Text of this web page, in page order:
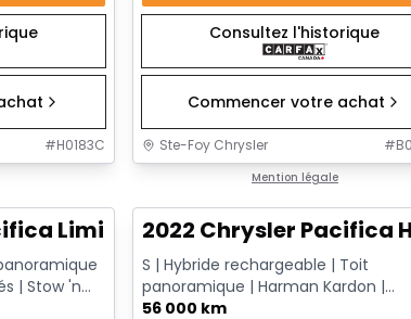
#H0183C
Consultez l'historique
Commencer votre achat
Ste-Foy Chrysler #
Mention légale
Limited
| Stow 'n
Très bonne offre
2022 Chrysler Pacifica
S | Hybride rechargeable | Toit
panoramique | Harman Kardon |
Caméra 360 | Écrans arrière Fire TV |
56 000 km